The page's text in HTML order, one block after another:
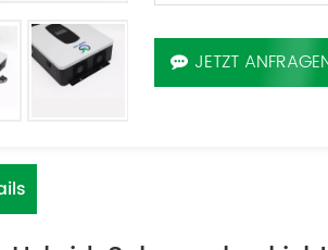
JETZT